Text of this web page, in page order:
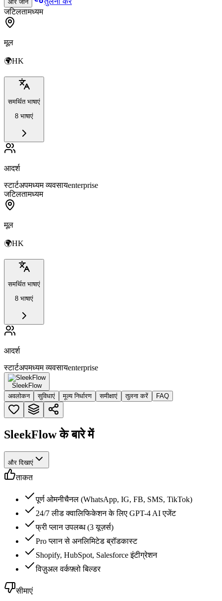
और जानें
जटिलतामध्यम
मूल
🌍HK
समर्थित भाषाएं
8 भाषाएं
आदर्श
स्टार्टअपमध्यम व्यवसायenterprise
जटिलतामध्यम
मूल
🌍HK
समर्थित भाषाएं
8 भाषाएं
आदर्श
स्टार्टअपमध्यम व्यवसायenterprise
SleekFlow
अवलोकन
सुविधाएं मूल्य निर्धारण समीक्षाएं तुलना करें FAQ
SleekFlow के बारे में
और दिखाएं
ताकत
पूर्ण ओमनीचैनल (WhatsApp, IG, FB, SMS, TikTok)
24/7 लीड क्वालिफिकेशन के लिए GPT-4 AI एजेंट
फ्री प्लान उपलब्ध (3 यूज़र्स)
Pro प्लान से अनलिमिटेड ब्रॉडकास्ट
Shopify, HubSpot, Salesforce इंटीग्रेशन
विज़ुअल वर्कफ़्लो बिल्डर
सीमाएं